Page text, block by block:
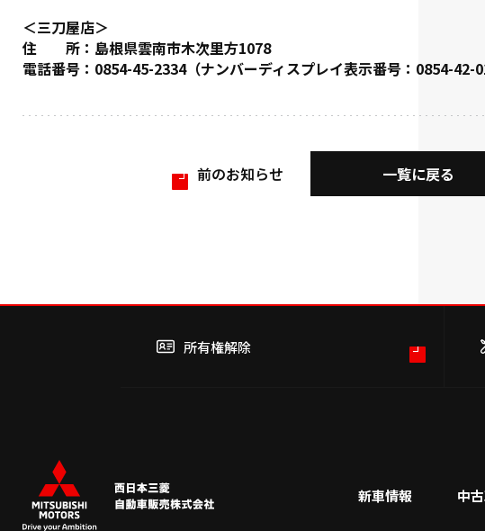
＜三刀屋店＞
住 所：島根県雲南市木次里方1078
電話番号：0854-45-2334（ナンバーディスプレイ表示番号：0854-42-
前のお知らせ 一覧に戻る
所有権解除
新車情報 中